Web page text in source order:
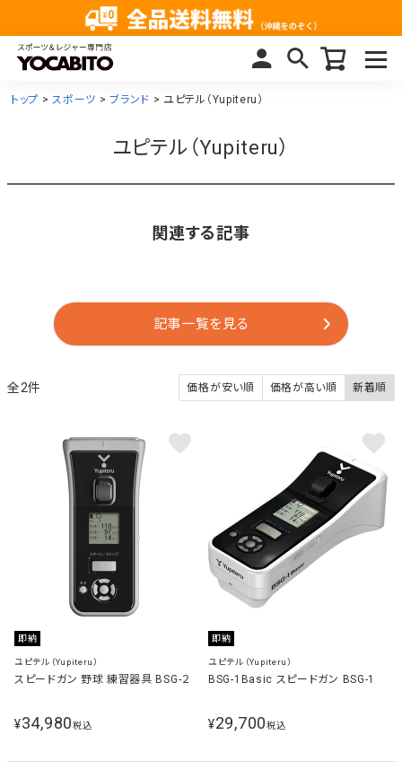
トップ スポーツ ブランド ユピテル（Yupiteru）
ユピテル（Yupiteru）
関連する記事
記事一覧を見る
価格が安い順 価格が高い順 新着順
2
即納
ユピテル（Yupiteru）
スピードガン 野球 練習器具 BSG-２
¥34,980税込
即納
ユピテル（Yupiteru）
BSG-1Basic スピードガン BSG-1
¥29,700税込